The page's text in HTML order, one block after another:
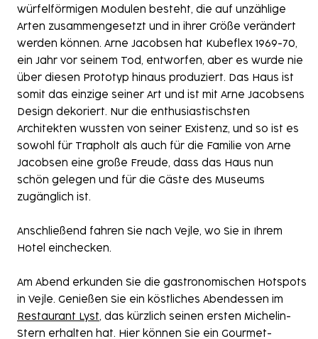
würfelförmigen Modulen besteht, die auf unzählige
Arten zusammengesetzt und in ihrer Größe verändert
werden können. Arne Jacobsen hat Kubeflex 1969-70,
ein Jahr vor seinem Tod, entworfen, aber es wurde nie
über diesen Prototyp hinaus produziert. Das Haus ist
somit das einzige seiner Art und ist mit Arne Jacobsens
Design dekoriert. Nur die enthusiastischsten
Architekten wussten von seiner Existenz, und so ist es
sowohl für Trapholt als auch für die Familie von Arne
Jacobsen eine große Freude, dass das Haus nun
schön gelegen und für die Gäste des Museums
zugänglich ist.
Anschließend fahren Sie nach Vejle, wo Sie in Ihrem
Hotel einchecken.
Am Abend erkunden Sie die gastronomischen Hotspots
in Vejle. Genießen Sie ein köstliches Abendessen im
Restaurant Lyst, das kürzlich seinen ersten Michelin-
Stern erhalten hat. Hier können Sie ein Gourmet-